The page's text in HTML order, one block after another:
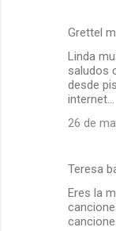
Grettel
Linda
saludos
desde
internet...
26 de
Teresa
Eres la